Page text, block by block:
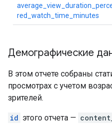
red_watch_time_minutes
Демографические
В этом отчете собраны
просмотрах с учетом
зрителей.
id этого отчета —